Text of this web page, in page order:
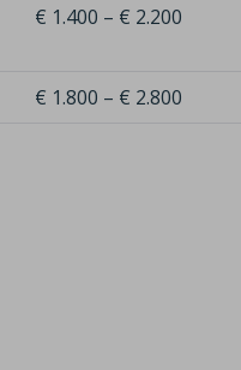
€ 1.400 – € 2.200
€ 1.800 – € 2.800